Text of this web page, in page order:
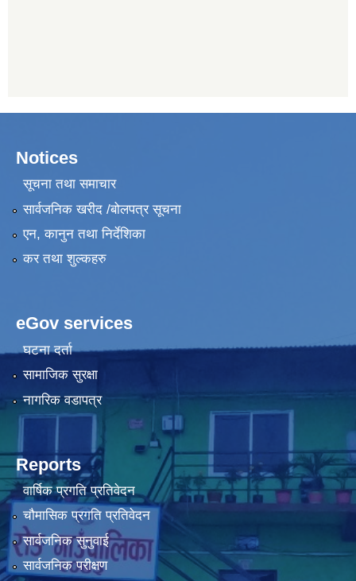
Notices
सूचना तथा समाचार
सार्वजनिक खरीद /बोलपत्र सूचना
एन, कानुन तथा निर्देशिका
कर तथा शुल्कहरु
eGov services
घटना दर्ता
सामाजिक सुरक्षा
नागरिक वडापत्र
Reports
वार्षिक प्रगति प्रतिवेदन
चौमासिक प्रगति प्रतिवेदन
सार्वजनिक सुनुवाई
सार्वजनिक परीक्षण